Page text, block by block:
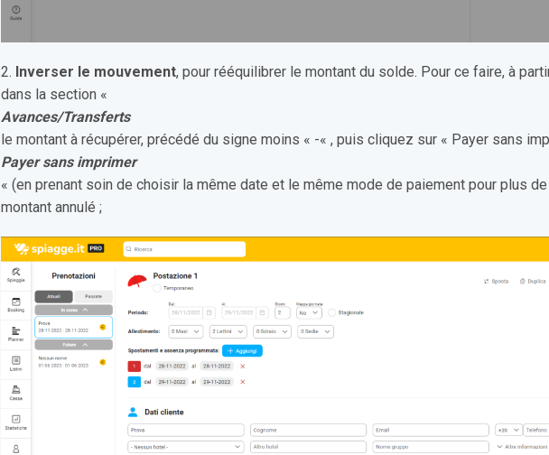
2. Inverser le mouvement, pour rééquilibrer le montant du solde. Pour ce faire, à
dans la section «
Avances/Transferts
le montant à récupérer, précédé du signe moins « -« , puis cliquez sur « Payer sans
Payersans imprimer
« (en prenant soin de choisir la même date et le même mode de paiement pour plus
montant annulé ;